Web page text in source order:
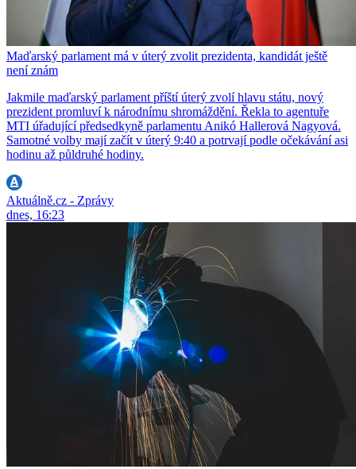
Maďarský parlament má v úterý zvolit prezidenta, kandidát ještě
není znám
Jakmile maďarský parlament příští úterý zvolí hlavu státu, nový
prezident promluví k národnímu shromáždění. Řekla to agentuře
MTI úřadující předsedkyně parlamentu Anikó Hallerová Nagyová.
Samotné volby mají začít v úterý 9:40 a potrvají podle očekávání asi
hodinu až půldruhé hodiny.
Aktuálně.cz - Zprávy
dnes, 16:23